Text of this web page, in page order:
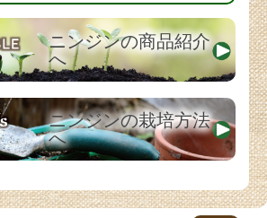
ニンジンの商品紹介
へ
ニンジンの栽培方法
へ